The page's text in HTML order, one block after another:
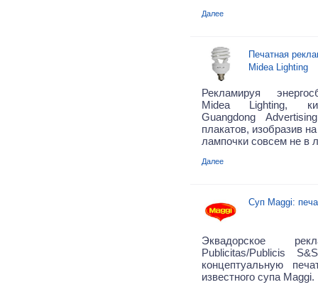
Далее
Печатная
Midea Lighting
Рекламируя
Midea Lighting,
Guangdong
плакатов, изобразив
лампочки совсем не в
Далее
Суп Maggi:
Эквадорское
Publicitas/Publicis
концептуальную
известного супа Maggi.